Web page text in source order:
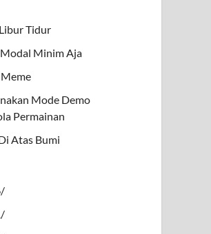
Tidur
Minim Aja
Mode Demo
Permainan
Atas Bumi